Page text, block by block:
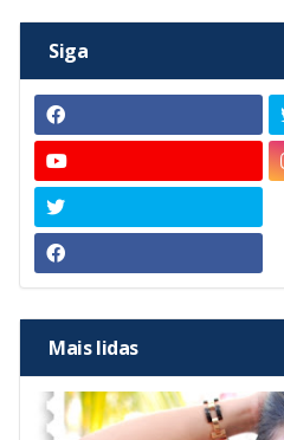
Siga
Mais lidas